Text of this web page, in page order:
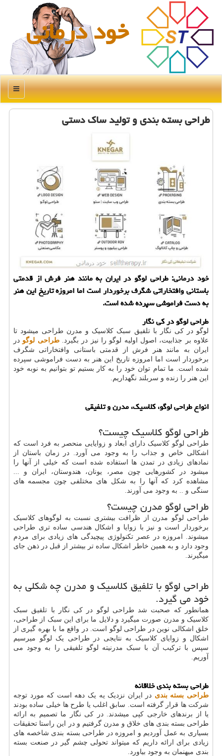
خود درمانی
منو
طراحی بسته بندی و تولید ساك دستی
خود درمانی: طراحی لوگو در ایران به مانند هنر فرش از قدمتی
باستانی وافتخاراتی شگرف برخوردار است اما امروزه تاریخ این هنر
به دست فراموشی سپرده شده است.
طراحی لوگو در کی نگار
لوگو در کی نگار با تلفیق سبک کلاسیک و مدرن طراحی میشود تا
علاوه بر جذابیت، اصول اولیه لوگو را نیز در بگیرد.طراحی لوگو در
ایران به مانند هنر فرش از قدمتی باستانی وافتخاراتی شگرف
برخوردار است اما امروزه تاریخ این هنر به دست فراموشی سپرده
شده است. ما تمام توان خود را به کار بستیم تو بتوانیم به نوبه خود
این هنر را زنده و سربلند نگهداریم.
انواع طراحی لوگو، کلاسیک، مدرن و تلفیقی
طراحی لوگو کلاسیک چیست؟
طراحی لوگو کلاسیک دارای ابعاد و زوایایی منحصر به فرد است که
اشکالی خاص و جذاب را به وجود می آورد. در زمان باستان از
نمادهای زیادی در تمدن ها استفاده شده است که خیلی از آنها را
میشود در کشورهایی چون مصر، یونان، هندوستان، ایران و ...
مشاهده کرد که آنها را به شکل های مختلفی چون مجسمه های
سنگی و .. به وجود می آورند.
طراحی لوگو مدرن چیست؟
طراحی لوگو مدرن از ظرافت بیشتری نسبت به لوگوهای کلاسیک
برخوردار است و نیز با زوایا و اشکال هندسی ساده تری طراحی
میشوند. امروزه در عصر تکنولوژی پیچیدگی های زیادی برای مردم
وجود دارد و به همین خاطر اشکال ساده تر بیشتر از قبل در ذهن جای
میگیرند.
طراحی لوگو با تلفیق کلاسیک و مدرن چه شکلی به
خود می گیرد.
همانطور که صحبت شد طراحی لوگو در کی نگار با تلفیق سبک
کلاسیک و مدرن صورت میگیرد و دلایل ما برای این سبک از طراحی،
خلق اشکالی نوین در طراحی لوگو است. در واقع ما با بهره گیری از
اشکال و زوایای کلاسیک به نتایجی در طراحی یک لوگو میرسیم
سپس با ترکیب آن با سبک مدرنیته لوگو تلفیقی را به وجود می
آوریم.
طراحی بسته بندی خلاقانه
طراحی بسته بندی در ایران نزدیک یه یک دهه است که مورد توجه
شرکت ها قرار گرفته است. سابق اغلب یا طرح ها خیلی ساده بودند
یا از برندهای خارجی کپی میشدند. در کی نگار ما تصمیم به ارائه
طراحی بسته بندی های خلاق و مدرن گرفتیم و در این راستا تحقیقات
بسیاری به عمل آوردیم و امروزه در طراحی بسته بندی شاخصه های
زیادی برای ارائه داریم که میتواند تحولی چشم گیر در صنعت بسته
بندی میهنمان به وجود بیاورد.